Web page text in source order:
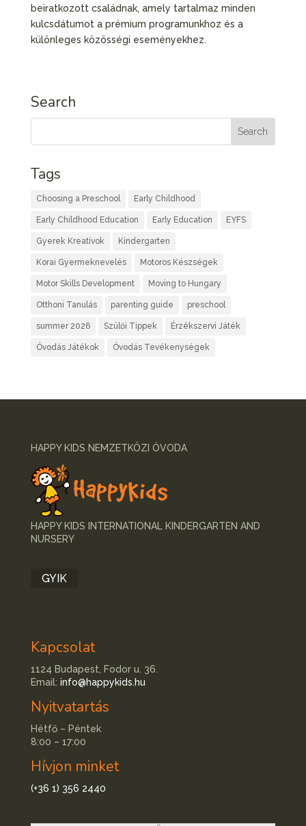
beiratkozott családnak, amely tartalmaz minden
kulcsdátumot a prémium programunkhoz és a
különleges közösségi eseményekhez.
Search
Tags
Choosing a Preschool Early Childhood
Early Childhood Education Early Education EYFS
Gyerek Kreatívok Kindergarten
Korai Gyermeknevelés Motoros Készségek
Motor Skills Development Moving to Hungary
Otthoni Tanulás parenting guide preschool
summer 2026 Szülői Tippek Érzékszervi Játék
Óvodás Játékok Óvodás Tevékenységek
HAPPY KIDS NEMZETKÖZI ÓVODA
HAPPY KIDS INTERNATIONAL KINDERGARTEN AND
NURSERY
GYIK
Kapcsolat
1124 Budapest, Fodor u. 36.
Email: info@happykids.hu
Nyitvatartás
Hétfő – Péntek
8:00 – 17:00
Hívjon minket
(+36 1) 356 2440